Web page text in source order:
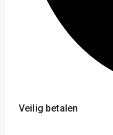
Veilig betalen